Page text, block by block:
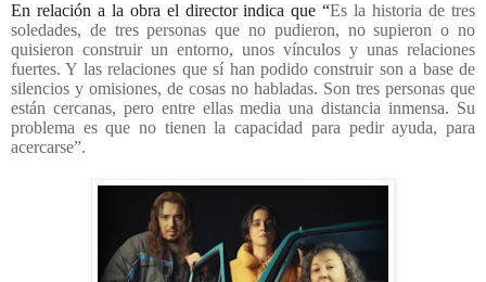
En relación a la obra el director indica que “Es la historia de tres
soledades, de tres personas que no pudieron, no supieron o no
quisieron construir un entorno, unos vínculos y unas relaciones
fuertes. Y las relaciones que sí han podido construir son a base de
silencios y omisiones, de cosas no habladas. Son tres personas que
están cercanas, pero entre ellas media una distancia inmensa. Su
problema es que no tienen la capacidad para pedir ayuda, para
acercarse”.